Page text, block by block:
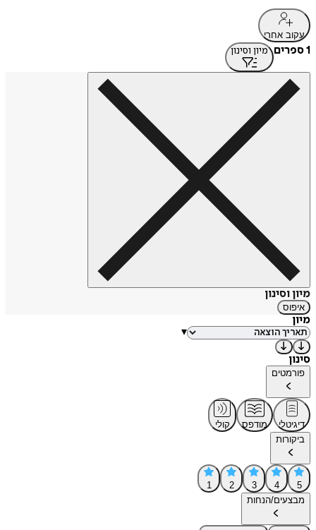
עקוב אחרי
1 ספרים מיון וסינון
מיון וסינון
איפוס
מיון
▾
סינון
פורמטים
דיגיטלי מודפס
קולי
ביקורות
5
4
3
2
1
מבצעים/הנחות